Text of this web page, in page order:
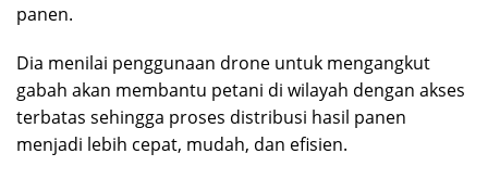
panen.
Dia menilai penggunaan drone untuk mengangkut
gabah akan membantu petani di wilayah dengan akses
terbatas sehingga proses distribusi hasil panen
menjadi lebih cepat, mudah, dan efisien.